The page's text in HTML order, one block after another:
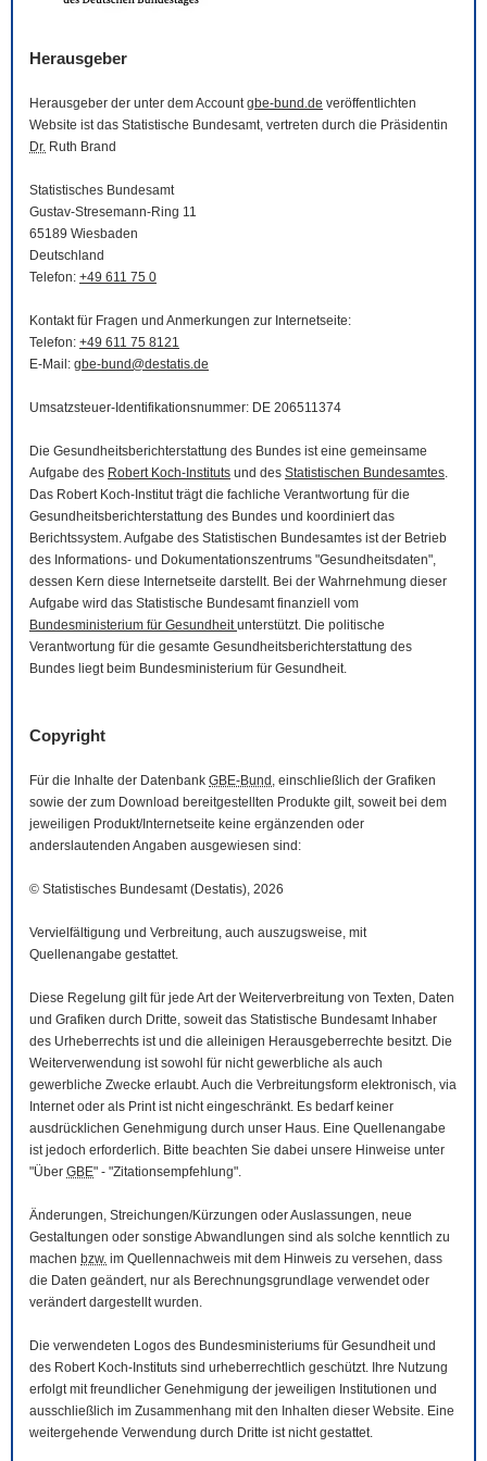
Herausgeber
Herausgeber der unter dem Accountgbe-bund.de veröffentlichten
Website ist das Statistische Bundesamt, vertreten durch die Präsidentin
Dr. Ruth Brand
Statistisches Bundesamt
Gustav-Stresemann-Ring 11
65189 Wiesbaden
Deutschland
Telefon: +49 611 75 0
Kontakt für Fragen und Anmerkungen zur Internetseite:
Telefon: +49 611 75 8121
E-Mail : gbe-bund@destatis.de
Umsatzsteuer-Identifikationsnummer: DE 206511374
Die Gesundheitsberichterstattung des Bundes ist eine gemeinsame
Aufgabe des Robert Koch-Instituts und des Statistischen Bundesamtes.
Das Robert Koch-Institut trägt die fachliche Verantwortung für die
Gesundheitsberichterstattung des Bundes und koordiniert das
Berichtssystem. Aufgabe des Statistischen Bundesamtes ist der Betrieb
des Informations- und Dokumentationszentrums "Gesundheitsdaten",
dessen Kern diese Internetseite darstellt. Bei der Wahrnehmung dieser
Aufgabe wird das Statistische Bundesamt finanziell vom
Bundesministerium für Gesundheitunterstützt. Die politische
Verantwortung für die gesamte Gesundheitsberichterstattung des
Bundes liegt beim Bundesministerium für Gesundheit.
Copyright
Für die Inhalte der Datenbank GBE-Bund , einschließlich der Grafiken
sowie der zum Download bereitgestellten Produkte gilt, soweit bei dem
jeweiligen Produkt/Internetseite keine ergänzenden oder
anderslautenden Angaben ausgewiesen sind:
© Statistisches Bundesamt (Destatis), 2026
Vervielfältigung und Verbreitung, auch auszugsweise, mit
Quellenangabe gestattet.
Diese Regelung gilt für jede Art der Weiterverbreitung von Texten, Daten
und Grafiken durch Dritte, soweit das Statistische Bundesamt Inhaber
des Urheberrechts ist und die alleinigen Herausgeberrechte besitzt. Die
Weiterverwendung ist sowohl für nicht gewerbliche als auch
gewerbliche Zwecke erlaubt. Auch die Verbreitungsform elektronisch, via
Internet oder als Print ist nicht eingeschränkt. Es bedarf keiner
ausdrücklichen Genehmigung durch unser Haus. Eine Quellenangabe
ist jedoch erforderlich. Bitte beachten Sie dabei unsere Hinweise unter
"Über GBE" - "Zitationsempfehlung".
Änderungen, Streichungen/Kürzungen oder Auslassungen, neue
Gestaltungen oder sonstige Abwandlungen sind als solche kenntlich zu
machen bzw. im Quellennachweis mit dem Hinweis zu versehen, dass
die Daten geändert, nur als Berechnungsgrundlage verwendet oder
verändert dargestellt wurden.
Die verwendeten Logos des Bundesministeriums für Gesundheit und
des Robert Koch-Instituts sind urheberrechtlich geschützt. Ihre Nutzung
erfolgt mit freundlicher Genehmigung der jeweiligen Institutionen und
ausschließlich im Zusammenhang mit den Inhalten dieser Website. Eine
weitergehende Verwendung durch Dritte ist nicht gestattet.